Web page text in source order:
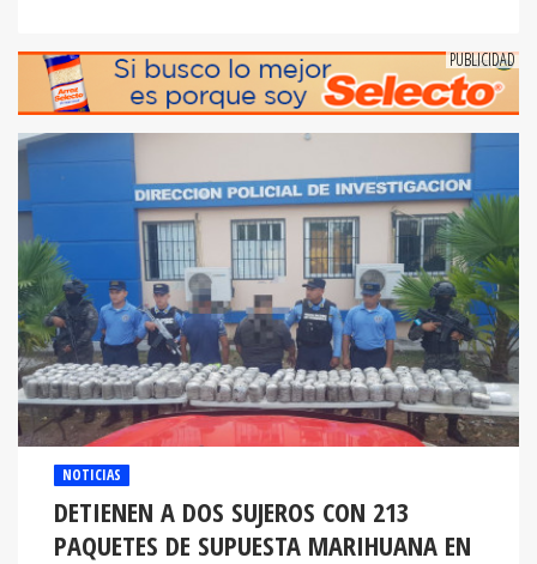
NOTICIAS
DETIENEN A DOS SUJEROS CON 213
PAQUETES DE SUPUESTA MARIHUANA EN
LA CEIBA